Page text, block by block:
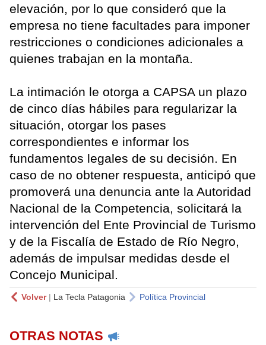
elevación, por lo que consideró que la
empresa no tiene facultades para imponer
restricciones o condiciones adicionales a
quienes trabajan en la montaña.
La intimación le otorga a CAPSA un plazo
de cinco días hábiles para regularizar la
situación, otorgar los pases
correspondientes e informar los
fundamentos legales de su decisión. En
caso de no obtener respuesta, anticipó que
promoverá una denuncia ante la Autoridad
Nacional de la Competencia, solicitará la
intervención del Ente Provincial de Turismo
y de la Fiscalía de Estado de Río Negro,
además de impulsar medidas desde el
Concejo Municipal.
Volver| La Tecla Patagonia Política Provincial
OTRAS NOTAS